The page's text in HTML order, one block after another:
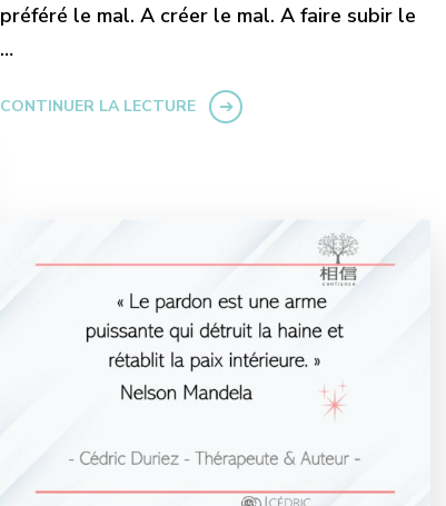
préféré le mal. A créer le mal. A faire subir le
…
CONTINUER LA LECTURE